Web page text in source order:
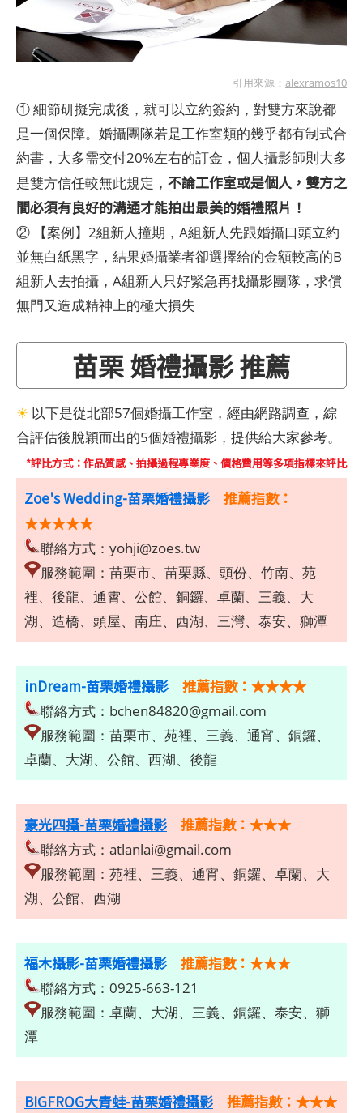
引用來源： alexramos10
① 細節研擬完成後，就可以立約簽約，對雙方來說都
是一個保障。婚攝團隊若是工作室類的幾乎都有制式合
約書，大多需交付20%左右的訂金，個人攝影師則大多
是雙方信任較無此規定， 不論工作室或是個人，雙方之
間必須有良好的溝通才能拍出最美的婚禮照片！
② 【案例】2組新人撞期，A組新人先跟婚攝口頭立約
並無白紙黑字，結果婚攝業者卻選擇給的金額較高的B
組新人去拍攝，A組新人只好緊急再找攝影團隊，求償
無門又造成精神上的極大損失
苗栗 婚禮攝影 推薦
☀ 以下是從北部57個婚攝工作室，經由網路調查，綜
合評估後脫穎而出的5個婚禮攝影，提供給大家參考。
*評比方式：作品質感、拍攝過程專業度、價格費用等多項指標來評比
Zoe's Wedding-苗栗婚禮攝影
推薦指數：
★★★★★
聯絡方式： yohji@zoes.tw
服務範圍：苗栗市、苗栗縣、頭份、竹南、苑
裡、後龍、通霄、公館、銅鑼、卓蘭、三義、大
湖、造橋、頭屋、南庄、西湖、三灣、泰安、獅潭
inDream-苗栗婚禮攝影 推薦指數：★★★★
聯絡方式： bchen84820@gmail.com
服務範圍：苗栗市、苑裡、三義、通宵、銅鑼、
卓蘭、大湖、公館、西湖、後龍
豪光四攝-苗栗婚禮攝影 推薦指數：★★★
聯絡方式： atlanlai@gmail.com
服務範圍：苑裡、三義、通宵、銅鑼、卓蘭、大
湖、公館、西湖
福木攝影-苗栗婚禮攝影 推薦指數：★★★
聯絡方式：0925-663-121
服務範圍：卓蘭、大湖、三義、銅鑼、泰安、獅
潭
BIGFROG大青蛙-苗栗婚禮攝影 推薦指數：★★★